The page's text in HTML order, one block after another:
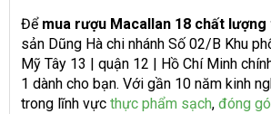
Để mua rượu Macallan 18 chất lượng
sản Dũng Hà chi nhánh Số 02/B Khu
Mỹ Tây 13 | quận 12 | Hồ Chí Minh
1 dành cho bạn. Với gần 10 năm kinh
trong lĩnh vực thực phẩm sạch, đóng